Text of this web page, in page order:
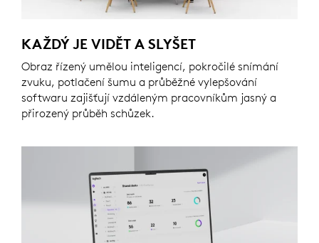
KAŽDÝ JE VIDĚT A SLYŠET
Obraz řízený umělou inteligencí, pokročilé snímání
zvuku, potlačení šumu a průběžné vylepšování
softwaru zajišťují vzdáleným pracovníkům jasný a
přirozený průběh schůzek.